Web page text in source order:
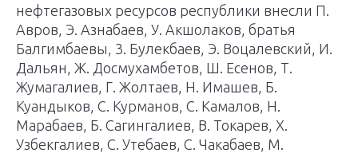
нефтегазовых ресурсов республики внесли П.
Авров, Э. Азнабаев, У. Акшолаков, братья
Балгимбаевы, 3. Булекбаев, Э. Воцалевский, И.
Дальян, Ж. Досмухамбетов, Ш. Есенов, Т.
Жумагалиев, Г. Жолтаев, Н. Имашев, Б.
Куандыков, С. Курманов, С. Камалов, Н.
Марабаев, Б. Сагингалиев, В. Токарев, X.
Узбекгалиев, С. Утебаев, С. Чакабаев, М.